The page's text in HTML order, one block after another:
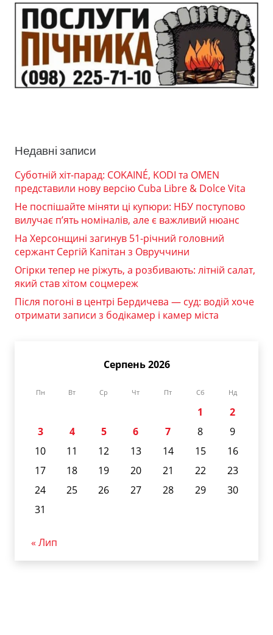
Недавні записи
Суботній хіт-парад: COKAINÉ, KODI та OMEN
представили нову версію Cuba Libre & Dolce Vita
Не поспішайте міняти ці купюри: НБУ поступово
вилучає п’ять номіналів, але є важливий нюанс
На Херсонщині загинув 51-річний головний
сержант Сергій Капітан з Овруччини
Огірки тепер не ріжуть, а розбивають: літній салат,
який став хітом соцмереж
Після погоні в центрі Бердичева — суд: водій хоче
отримати записи з бодікамер і камер міста
Серпень 2026
Пн Вт Ср Чт Пт Сб Нд
1
2
3
4 5 6 7 8
9
10
11 12 13 14 15
16
17
18 19 20 21 22
23
24
25 26 27 28 29
30
31
« Лип